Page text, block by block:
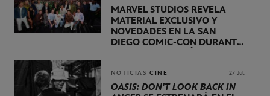
MARVEL STUDIOS REVELA
MATERIAL EXCLUSIVO Y
NOVEDADES EN LA SAN
DIEGO COMIC-CON DURANTE
NOTICIAS CINE 27 Jul.
OASIS: DON'T LOOK BACK IN